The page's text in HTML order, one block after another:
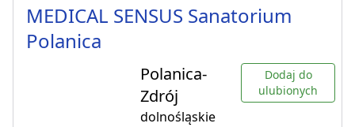
MEDICAL SENSUS Sanatorium
Polanica
Polanica-
Zdrój
dolnośląskie
Dodaj do
ulubionych